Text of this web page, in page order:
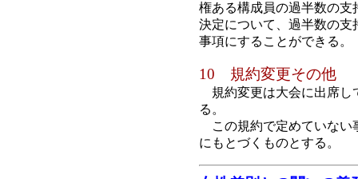
権ある構成員の過半数の
決定について、過半数の
事項にすることができる。
10 規約変更その他
規約変更は大会に出席し
る。
この規約で定めていない
にもとづくものとする。